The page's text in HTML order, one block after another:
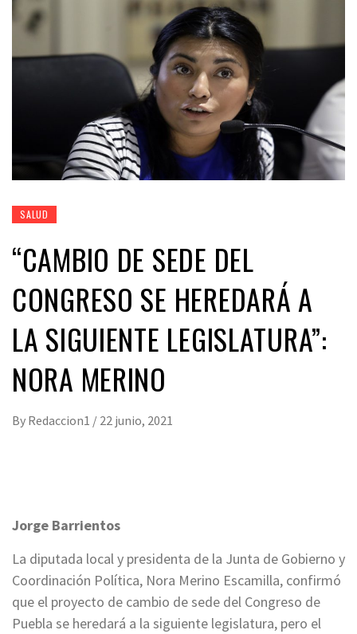
SALUD
“CAMBIO DE SEDE DEL
CONGRESO SE HEREDARÁ A
LA SIGUIENTE LEGISLATURA”:
NORA MERINO
By Redaccion1 / 22 junio, 2021
Jorge Barrientos
La diputada local y presidenta de la Junta de Gobierno y
Coordinación Política, Nora Merino Escamilla, confirmó
que el proyecto de cambio de sede del Congreso de
Puebla se heredará a la siguiente legislatura, pero el